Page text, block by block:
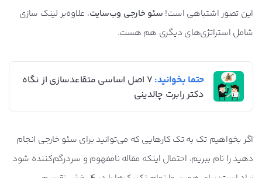
این تصور اشتباهی است! سئو خارجی وب‌سایت، علاوه‌بر لینک سازی
شامل استراتژی‌های دیگری هم هست.
حتما بخوانید:
7 اصل اساسی متقاعدسازی از نگاه
دکتر رابرت چالدینی
اگر بخواهیم تک به تک کارهایی که می‌توانید برای سئو خارجی انجام
دهید را نام ببریم، احتمال اینکه مقاله نامفهوم و سردرگم‌کننده شود